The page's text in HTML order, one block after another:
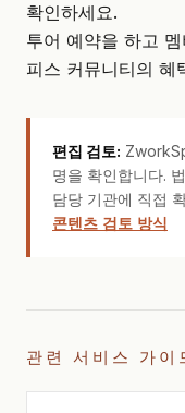
확인하세요.
투어 예약을 하고
피스 커뮤니티의 혜
편집 검토:
명을 확인합니다.
담당 기관에 직접
콘텐츠 검토 방식
관련 서비스 가이